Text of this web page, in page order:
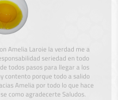
Amelia Laroie la verdad me a
seriedad en todo
todos pasos para llegar a los
contento porque todo a salido
Amelia por todo lo que hace
como agradecerte Saludos.